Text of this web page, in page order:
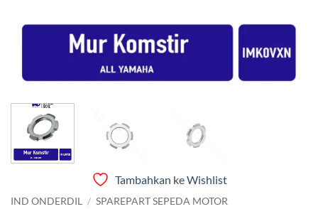
Tambahkan ke Wishlist
IND ONDERDIL / SPAREPART SEPEDA MOTOR